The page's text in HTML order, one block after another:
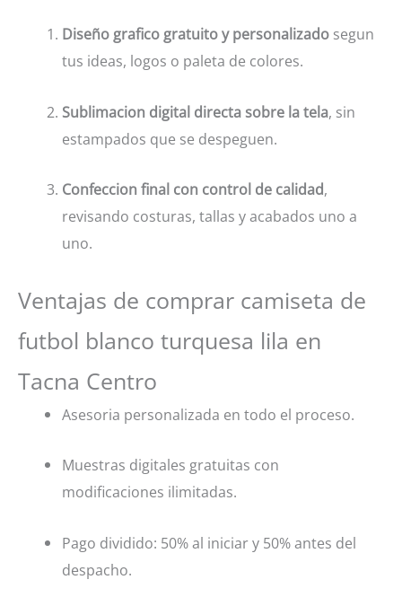
Diseño grafico gratuito y personalizado segun
tus ideas, logos o paleta de colores.
Sublimacion digital directa sobre la tela, sin
estampados que se despeguen.
Confeccion final con control de calidad,
revisando costuras, tallas y acabados uno a
uno.
Ventajas de comprar camiseta de
futbol blanco turquesa lila en
Tacna Centro
Asesoria personalizada en todo el proceso.
Muestras digitales gratuitas con
modificaciones ilimitadas.
Pago dividido: 50% al iniciar y 50% antes del
despacho.